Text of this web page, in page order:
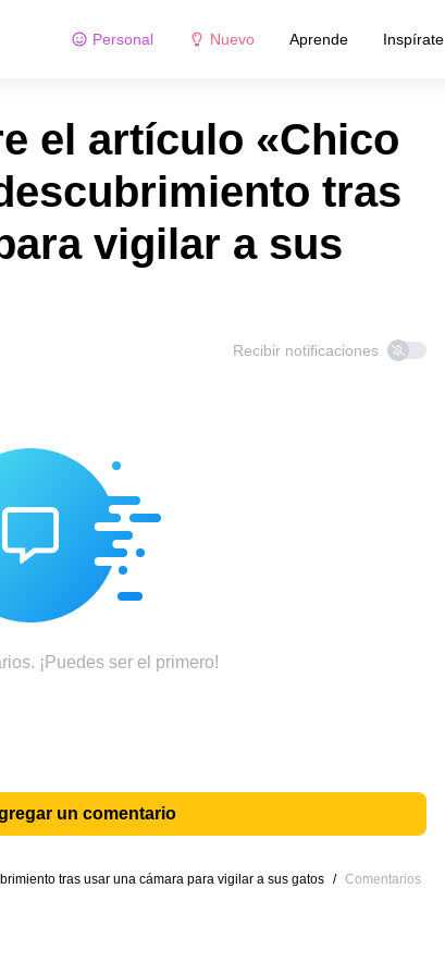
Personal Nuevo Aprende Inspírate
el artículo «Chico
tras
vigilar a sus
Recibir notificaciones
¡Puedes ser el primero!
un comentario
tras usar una cámara para vigilar a sus gatos / Comentarios